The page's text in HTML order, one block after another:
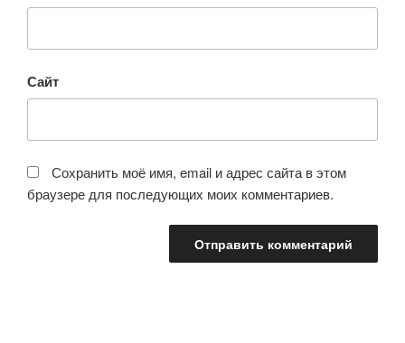
Сайт
Сохранить моё имя, email и адрес сайта в этом
браузере для последующих моих комментариев.